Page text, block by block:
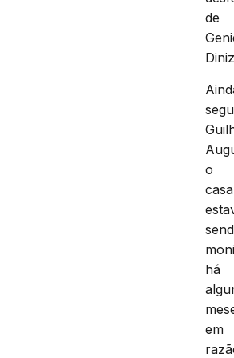
de
o
há
em